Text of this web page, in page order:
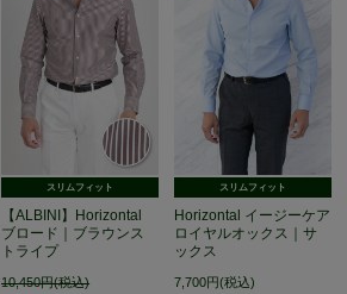
スリムフィット
【ALBINI】Horizontal
ブロード｜ブラウンス
トライプ
10,450円(税込)
スリムフィット
Horizontal イージーケア
ロイヤルオックス｜サ
ックス
7,700円(税込)